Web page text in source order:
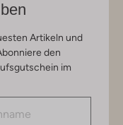
Artikeln und
den
im